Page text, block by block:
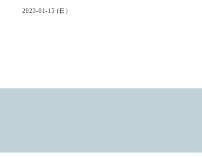
2023-01-15 (日)